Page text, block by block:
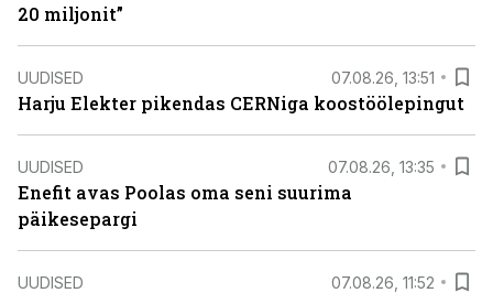
20 miljonit”
UUDISED 07.08.26, 13:51
Harju Elekter pikendas CERNiga koostöölepingut
UUDISED 07.08.26, 13:35
Enefit avas Poolas oma seni suurima
päikesepargi
UUDISED 07.08.26, 11:52